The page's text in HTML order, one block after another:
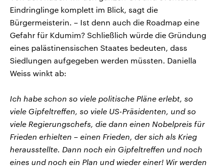
Eindringlinge komplett im Blick, sagt die
Bürgermeisterin. – Ist denn auch die Roadmap eine
Gefahr für Kdumim? Schließlich würde die Gründung
eines palästinensischen Staates bedeuten, dass
Siedlungen aufgegeben werden müssten. Daniella
Weiss winkt ab:
Ich habe schon so viele politische Pläne erlebt, so
viele Gipfeltreffen, so viele US-Präsidenten, und so
viele Regierungschefs, die dann einen Nobelpreis für
Frieden erhielten – einen Frieden, der sich als Krieg
herausstellte. Dann noch ein Gipfeltreffen und noch
eines und noch ein Plan und wieder einer! Wir werden